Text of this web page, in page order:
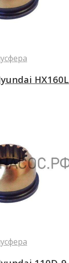
HX160L